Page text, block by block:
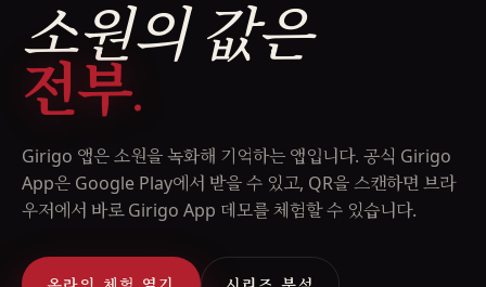
소원의 값은
전부.
Girigo 앱은 소원을 녹화해 기억하는 앱입니다. 공식 Girigo
App은 Google Play에서 받을 수 있고, QR을 스캔하면 브라
우저에서 바로 Girigo App 데모를 체험할 수 있습니다.